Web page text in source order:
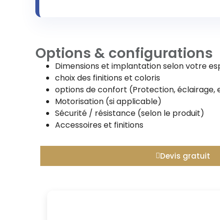
Options & configurations
Dimensions et implantation selon votre
choix des finitions et coloris
options de confort (Protection, éclairage,
Motorisation (si applicable)
Sécurité / résistance (selon le produit)
Accessoires et finitions
Devis gratuit